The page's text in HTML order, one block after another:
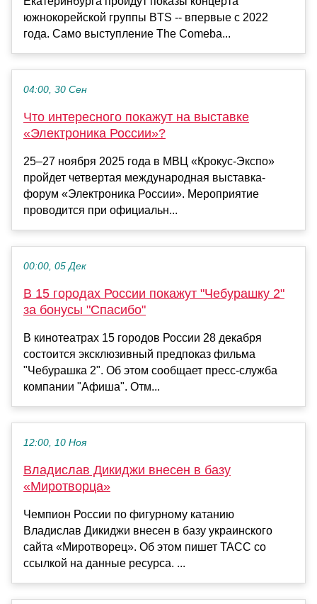
южнокорейской группы BTS -- впервые с 2022
года. Само выступление The Comeba...
04:00, 30 Сен
Что интересного покажут на выставке
«Электроника России»?
25–27 ноября 2025 года в МВЦ «Крокус-Экспо»
пройдет четвертая международная выставка-
форум «Электроника России». Мероприятие
проводится при официальн...
00:00, 05 Дек
В 15 городах России покажут "Чебурашку 2"
за бонусы "Спасибо"
В кинотеатрах 15 городов России 28 декабря
состоится эксклюзивный предпоказ фильма
"Чебурашка 2". Об этом сообщает пресс-служба
компании "Афиша". Отм...
12:00, 10 Ноя
Владислав Дикиджи внесен в базу
«Миротворца»
Чемпион России по фигурному катанию
Владислав Дикиджи внесен в базу украинского
сайта «Миротворец». Об этом пишет ТАСС со
ссылкой на данные ресурса. ...